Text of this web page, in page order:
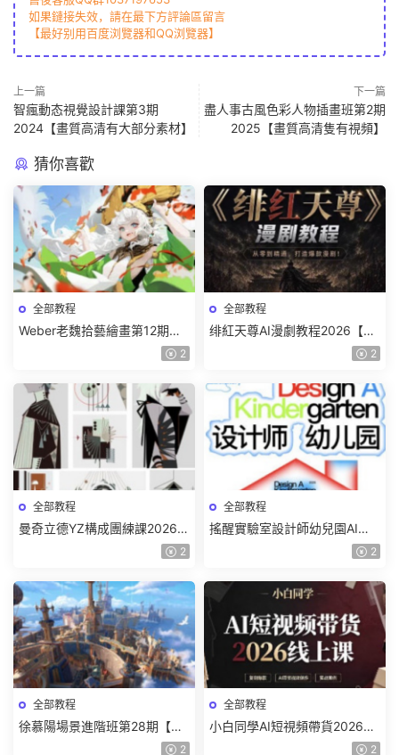
如果鏈接失效，請在最下方評論區留言
【最好别用百度浏覽器和QQ浏覽器】
上一篇
智瘋動态視覺設計課第3期
2024【畫質高清有大部分素材】
下一篇
盡人事古風色彩人物插畫班第2期
2025【畫質高清隻有視頻】
猜你喜歡
全部教程
Weber老魏拾藝繪畫第12期角
色特訓班【畫質不錯隻有視
2
全部教程
绯紅天尊AI漫劇教程2026【畫
2
全部教程
曼奇立德YZ構成團練課2026年
8月已結課【畫質高清有課件】
2
全部教程
搖醒實驗室設計師幼兒園AI軟
件基礎課2025【畫質不錯有素
2
全部教程
徐慕陽場景進階班第28期【畫
2
全部教程
小白同學AI短視頻帶貨2026線
2